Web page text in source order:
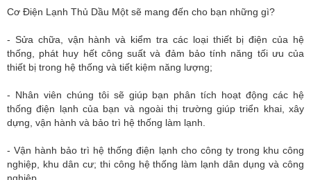
Cơ Điện Lạnh Thủ Dầu Một sẽ mang đến cho bạn những gì?
- Sửa chữa, vận hành và kiểm tra các loại thiết bị điện của hệ
thống, phát huy hết công suất và đảm bảo tính năng tối ưu của
thiết bị trong hệ thống và tiết kiệm năng lượng;
- Nhân viên chúng tôi sẽ giúp bạn phân tích hoạt động các hệ
thống điện lạnh của bạn và ngoài thị trường giúp triển khai, xây
dựng, vận hành và bảo trì hệ thống làm lạnh.
- Vận hành bảo trì hệ thống điện lạnh cho công ty trong khu công
nghiệp, khu dân cư; thi công hệ thống làm lạnh dân dụng và công
nghiệp.